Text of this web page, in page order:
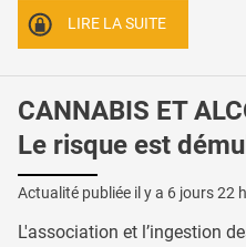
LIRE LA SUITE
CANNABIS ET
Le risque est
Actualité publiée il y a 6 jours 22
L'association et l’ingestion